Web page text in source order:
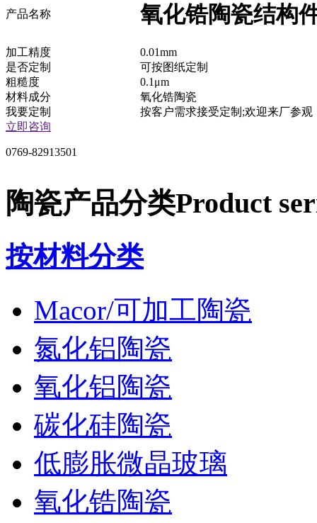
产品名称 氧化锆陶瓷结构
加工精度
0.01mm
是否定制
可按图纸定制
粗糙度
0.1μm
材料成分
氧化锆陶瓷
我要定制
按客户需求接受定制;欢迎来厂参观
立即咨询
0769-82913501
陶瓷产品分类Product
按材料分类
Macor/可加工陶瓷
氮化铝陶瓷
氧化铝陶瓷
碳化硅陶瓷
低膨胀微晶玻璃
氧化锆陶瓷